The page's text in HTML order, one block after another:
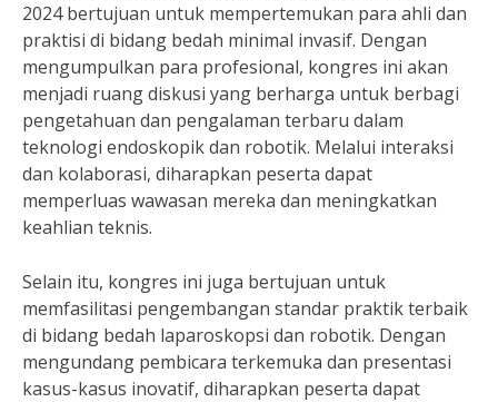
2024 bertujuan untuk mempertemukan para ahli dan
praktisi di bidang bedah minimal invasif. Dengan
mengumpulkan para profesional, kongres ini akan
menjadi ruang diskusi yang berharga untuk berbagi
pengetahuan dan pengalaman terbaru dalam
teknologi endoskopik dan robotik. Melalui interaksi
dan kolaborasi, diharapkan peserta dapat
memperluas wawasan mereka dan meningkatkan
keahlian teknis.
Selain itu, kongres ini juga bertujuan untuk
memfasilitasi pengembangan standar praktik terbaik
di bidang bedah laparoskopsi dan robotik. Dengan
mengundang pembicara terkemuka dan presentasi
kasus-kasus inovatif, diharapkan peserta dapat